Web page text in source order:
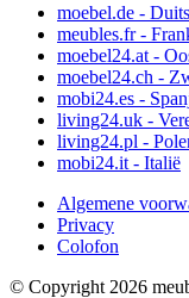
moebel.de -
meubles.fr -
moebel24.at -
moebel24.ch -
mobi24.es -
living24.uk -
living24.pl -
mobi24.it - Italië
Algemene
Privacy
Colofon
© Copyright 2026